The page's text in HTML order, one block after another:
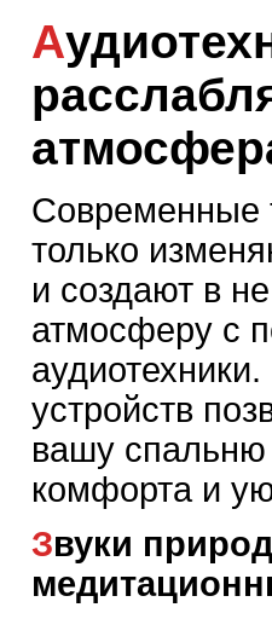
Аудиотехника и
Современные
только
и создают в
атмосферу с
устройств
вашу
комфорта и
Звуки природы и